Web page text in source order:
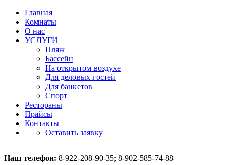
Главная
Комнаты
О нас
УСЛУГИ
Пляж
Бассейн
На открытом воздухе
Для деловых гостей
Для банкетов
Спорт
Рестораны
Прайсы
Контакты
Оставить заявку
Наш телефон: 8-922-208-90-35; 8-902-585-74-88